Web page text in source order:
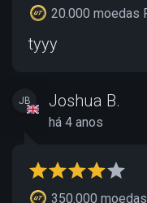
20.000 moedas
tyyy
JB Joshua B.
há 4 anos
350.000